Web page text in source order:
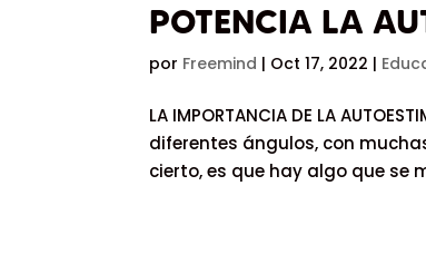
POTENCIA LA
por Freemind | Oct 17, 2022 |
LA IMPORTANCIA DE LA
diferentes ángulos, con
cierto, es que hay algo que se